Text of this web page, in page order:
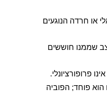
או חרדה הנוגעים
שממנו חוששים
פרופורציונלי.
פוחד; הפוביה